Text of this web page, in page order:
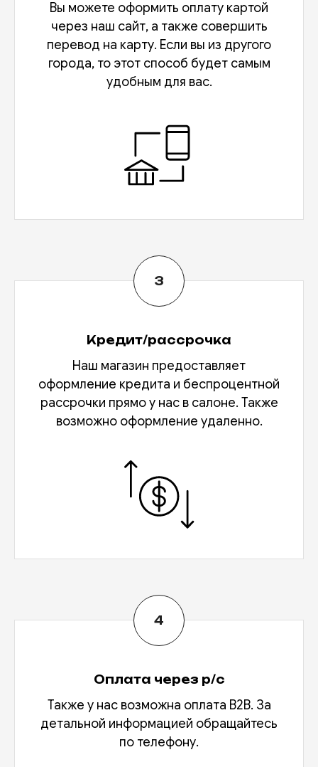
Вы можете оформить оплату картой
через наш сайт, а также совершить
перевод на карту. Если вы из другого
города, то этот способ будет самым
удобным для вас.
Кредит/рассрочка
Наш магазин предоставляет
оформление кредита и беспроцентной
рассрочки прямо у нас в салоне. Также
возможно оформление удаленно.
Оплата через р/с
Также у нас возможна оплата В2В. За
детальной информацией обращайтесь
по телефону.